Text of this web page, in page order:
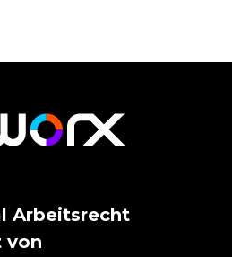
Arbeitsrecht
von